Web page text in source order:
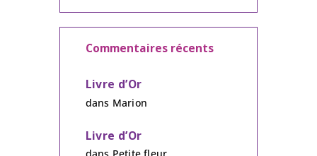
Commentaires récents
Marion
dans
Livre d’Or
Livre d’Or